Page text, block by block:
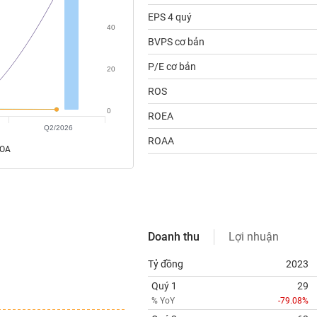
0
20
40
Q2/2026
EPS 4 quý
BVPS cơ bản
P/E cơ bản
ROS
ROEA
ROAA
Doanh thu Lợi nhuận
Tỷ đồng 2023
Quý 1
% YoY
29
-79.08%